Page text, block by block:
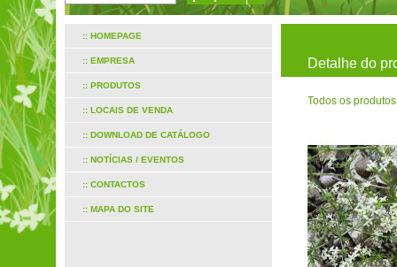
:: HOMEPAGE
:: EMPRESA
:: PRODUTOS
:: LOCAIS DE VENDA
:: DOWNLOAD DE CATÁLOGO
:: NOTÍCIAS / EVENTOS
:: CONTACTOS
:: MAPA DO SITE
Detalhe do
Todos os produtos